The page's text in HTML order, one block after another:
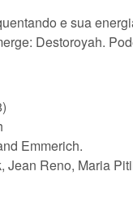
e sua
Destoroyah.
Emmerich.
Jean Reno, Maria